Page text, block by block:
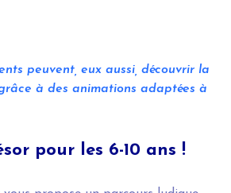
peuvent, eux aussi, découvrir la
à des animations adaptées à
pour les 6-10 ans !